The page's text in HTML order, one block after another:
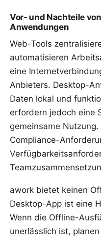
Vor- und Nachteile
Anwendungen
Web-Tools
automatisieren
eine
Anbieters. Desktop-
Daten lokal und
erfordern jedoch eine
gemeinsame Nutzung.
Compliance-
awork bietet keinen
Desktop-App ist eine
Wenn die Offline-
unerlässlich ist,